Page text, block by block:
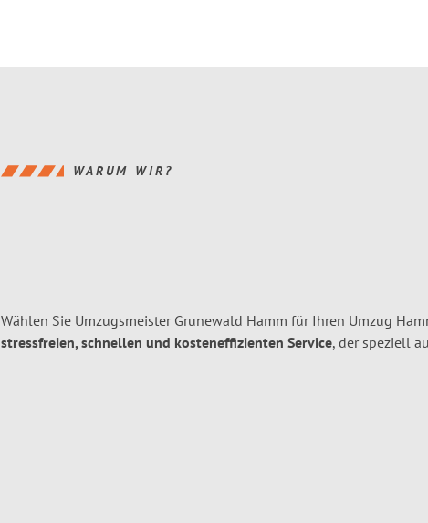
WARUM WIR?
Wählen Sie Umzugsmeister Grunewald Hamm für Ihren Umzug
stressfreien, schnellen und kosteneffizienten Service, der speziell